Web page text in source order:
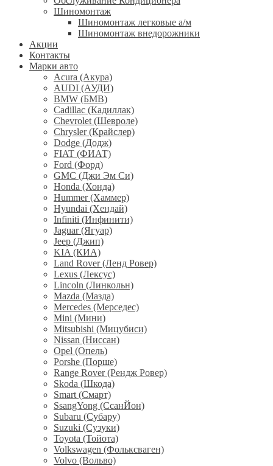
Шиномонтаж
Шиномонтаж легковые а/м
Шиномонтаж внедорожники
Акции
Контакты
Марки авто
Acura (Акура)
AUDI (АУДИ)
BMW (БМВ)
Cadillac (Кадиллак)
Chevrolet (Шевроле)
Chrysler (Крайслер)
Dodge (Додж)
FIAT (ФИАТ)
Ford (Форд)
GMC (Джи Эм Си)
Honda (Хонда)
Hummer (Хаммер)
Hyundai (Хендай)
Infiniti (Инфинити)
Jaguar (Ягуар)
Jeep (Джип)
KIA (КИА)
Land Rover (Ленд Ровер)
Lexus (Лексус)
Lincoln (Линкольн)
Mazda (Мазда)
Mercedes (Мерседес)
Mini (Мини)
Mitsubishi (Мицубиси)
Nissan (Ниссан)
Opel (Опель)
Porshe (Порше)
Range Rover (Рендж Ровер)
Skoda (Шкода)
Smart (Смарт)
SsangYong (СсанЙон)
Subaru (Субару)
Suzuki (Сузуки)
Toyota (Тойота)
Volkswagen (Фольксваген)
Volvo (Вольво)